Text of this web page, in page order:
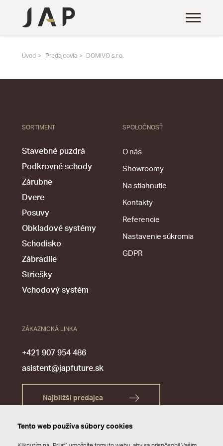
Úvod Predajcovia DOMIVO s.r.o.
SORTIMENT
Stavebné puzdrá
Podkrovné schody
Zárubne
Dvere
Posuvy
Obkladové systémy
Schodisko
Zábradlie
Striešky
Vchodový systém
SPOLOČNOSŤ
O nás
Showroomy
Na stiahnutie
Kontakty
Referencie
Nastavenie súkromia
GDPR
ZÁKAZNICKÁ LINKA
+421 907 954 486
asistent@japfuture.sk
Najbližší predajca
Tento web používa súbory cookies